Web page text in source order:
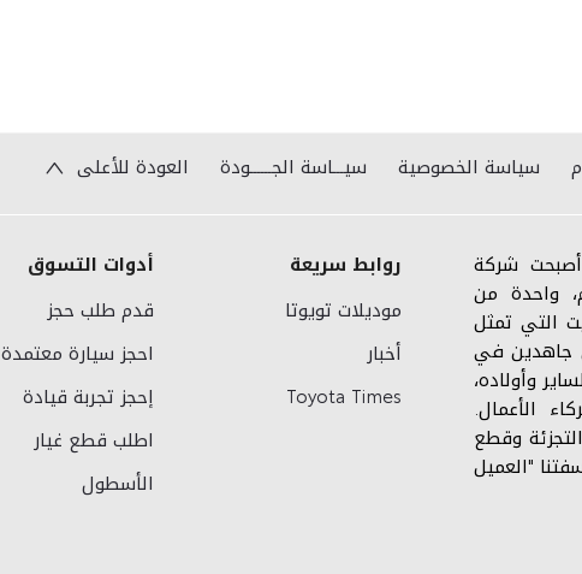
سياسة الخصوصية سيـــاسة الجــــــودة العودة للأعلى
المتواضعة في عام 1954، أصبحت شركة
واحدة من
التي تمثل
جاهدين في
وأولاده،
الأعمال.
وقطع
"العميل
روابط سريعة
موديلات تويوتا
أخبار
Toyota Times
أدوات التسوق
قدم طلب حجز
احجز سيارة معتمدة
إحجز تجربة قيادة
اطلب قطع غيار
الأسطول